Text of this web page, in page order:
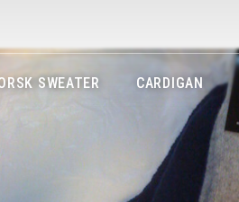
SWEATER CARDIGAN